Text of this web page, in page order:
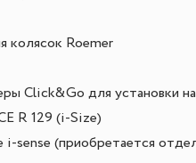
колясок Roemer
Click&Go для установки
R 129 (i-Size)
i-sense (приобретается